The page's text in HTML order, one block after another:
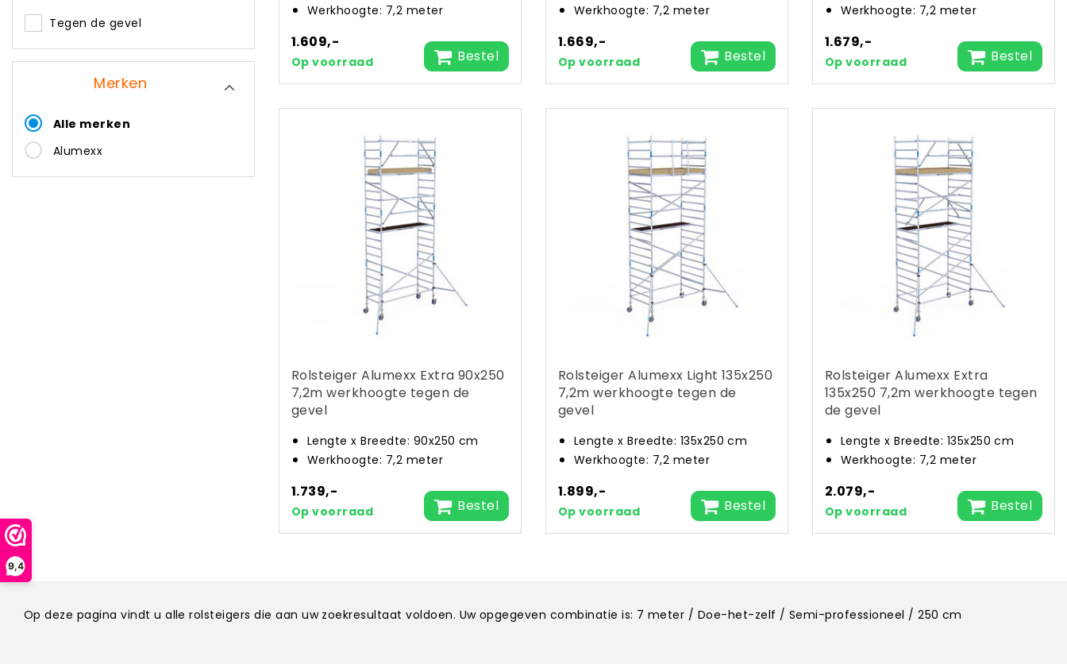
9,4
Tegen de gevel
Merken
Alle merken
Alumexx
Werkhoogte: 7,2 meter
1.609,-
Op voorraad Bestel
Werkhoogte: 7,2 meter
1.669,-
Op voorraad Bestel
Werkhoogte: 7,2 meter
1.679,-
Op voorraad Bestel
Rolsteiger Alumexx Extra 90x250
7,2m werkhoogte tegen de
gevel
Lengte x Breedte: 90x250 cm
Werkhoogte: 7,2 meter
1.739,-
Op voorraad Bestel
Rolsteiger Alumexx Light 135x250
7,2m werkhoogte tegen de
gevel
Lengte x Breedte: 135x250 cm
Werkhoogte: 7,2 meter
1.899,-
Op voorraad Bestel
Rolsteiger Alumexx Extra
135x250 7,2m werkhoogte tegen
de gevel
Lengte x Breedte: 135x250 cm
Werkhoogte: 7,2 meter
2.079,-
Op voorraad Bestel
Op deze pagina vindt u alle rolsteigers die aan uw zoekresultaat voldoen. Uw opgegeven combinatie is: 7 meter / Doe-het-zelf / Semi-professioneel / 250 cm